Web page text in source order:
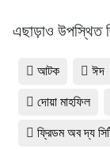
এছাড়াও উপস্থিত
আটক ঈদ
দোয়া মাহফিল
ফ্রিডম অব দ্য